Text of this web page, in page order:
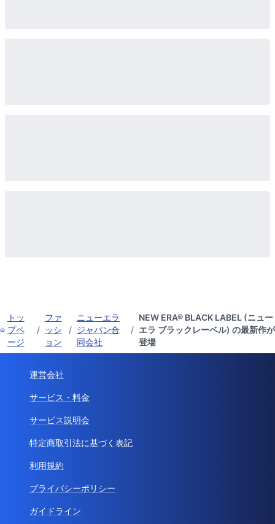
トッ
プペ
ージ
/
ファ
ッシ
ョン
/
ニューエラ
ジャパン合
同会社
/
NEW ERA® BLACK LABEL (ニュー
エラ ブラックレーベル) の最新作が
登場
運営会社
サービス・料金
サービス説明会
特定商取引法に基づく表記
利用規約
プライバシーポリシー
ガイドライン